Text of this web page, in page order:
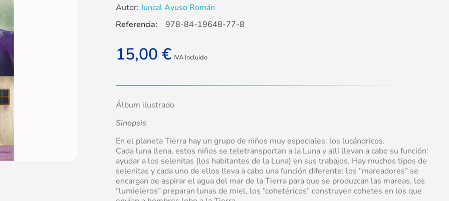
Autor: Juncal Ayuso Román
15,00 € IVA Incluido
Álbum ilustrado
Sinopsis
En el planeta Tierra hay un grupo de niños muy especiales: los lucándricos.
Cada luna llena, estos niños se teletransportan a la Luna y allí llevan a cabo su función:
ayudar a los selenitas (los habitantes de la Luna) en sus trabajos. Hay muchos tipos de
selenitas y cada uno de ellos lleva a cabo una función diferente: los “mareadores” se
encargan de aspirar el agua del mar de la Tierra para que se produzcan las mareas, los
“lumieleros” preparan lunas de miel, los “cohetéricos” construyen cohetes en los que
Referencia: 978-84-19648-77-8